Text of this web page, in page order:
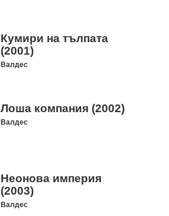
Кумири на тълпата
(2001)
Валдес
Лоша компания (2002)
Валдес
Неонова империя
(2003)
Валдес